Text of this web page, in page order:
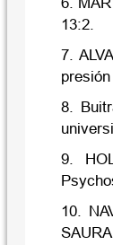
13:2.
7.
8.
9.
10.